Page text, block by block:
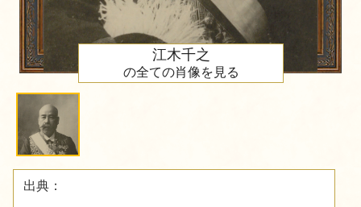
江木千之
の全ての肖像を見る
出典：